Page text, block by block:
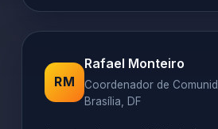
RM
Rafael Monteiro
Coordenador de
Brasília, DF